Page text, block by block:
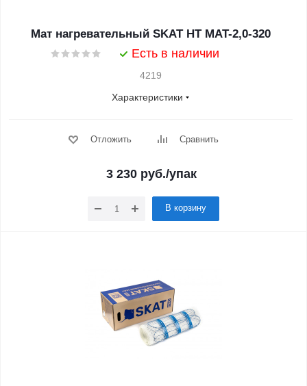
Мат нагревательный SKAT HT MAT-2,0-320
Есть в наличии
4219
Характеристики
Отложить Сравнить
3 230руб./упак
В корзину